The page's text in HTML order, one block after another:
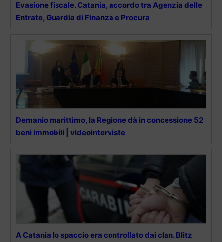
Evasione fiscale. Catania, accordo tra Agenzia delle
Entrate, Guardia di Finanza e Procura
Demanio marittimo, la Regione dà in concessione 52
beni immobili | videointerviste
A Catania lo spaccio era controllato dai clan. Blitz